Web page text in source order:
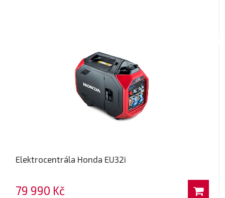
Elektrocentrála Honda EU32i
79 990 Kč